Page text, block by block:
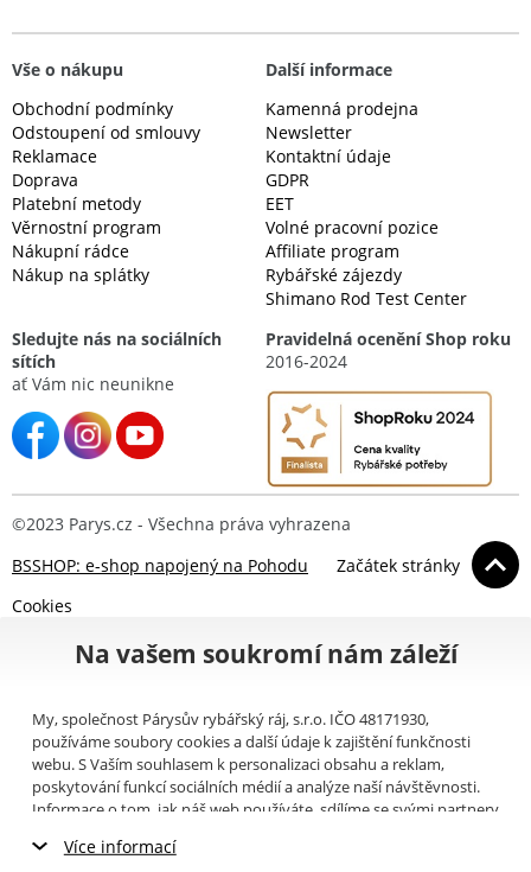
Vše o nákupu
Obchodní podmínky
Odstoupení od smlouvy
Reklamace
Doprava
Platební metody
Věrnostní program
Nákupní rádce
Nákup na splátky
Další informace
Kamenná prodejna
Newsletter
Kontaktní údaje
GDPR
EET
Volné pracovní pozice
Affiliate program
Rybářské zájezdy
Shimano Rod Test Center
Sledujte nás na sociálních
sítích
ať Vám nic neunikne
Pravidelná ocenění Shop roku
2016-2024
©2023 Parys.cz - Všechna práva vyhrazena
BSSHOP: e-shop napojený na Pohodu
Začátek stránky
Cookies
Na vašem soukromí nám záleží
My, společnost Párysův rybářský ráj, s.r.o. IČO 48171930,
používáme soubory cookies a další údaje k zajištění funkčnosti
webu. S Vaším souhlasem k personalizaci obsahu a reklam,
poskytování funkcí sociálních médií a analýze naší návštěvnosti.
Informace o tom, jak náš web používáte, sdílíme se svými partnery
můžete přečíst, jak tyto informace Google používá. Partneři tyto
Více informací